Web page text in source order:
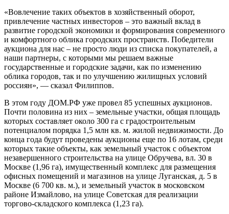
«Вовлечение таких объектов в хозяйственный оборот,
привлечение частных инвесторов – это важный вклад в
развитие городской экономики и формирования современного
и комфортного облика городских пространств. Победители
аукциона для нас – не просто люди из списка покупателей, а
наши партнеры, с которыми мы решаем важные
государственные и городские задачи, как по изменению
облика городов, так и по улучшению жилищных условий
россиян», — сказал Филиппов.
В этом году ДОМ.РФ уже провел 85 успешных аукционов.
Почти половина из них – земельные участки, общая площадь
которых составляет около 300 га с градостроительным
потенциалом порядка 1,5 млн кв. м. жилой недвижимости. До
конца года будут проведены аукционы еще по 16 лотам, среди
которых такие объекты, как земельный участок с объектом
незавершенного строительства на улице Обручева, вл. 30 в
Москве (1,96 га), имущественный комплекс для размещения
офисных помещений и магазинов на улице Луганская, д. 5 в
Москве (6 700 кв. м.), и земельный участок в московском
районе Измайлово, на улице Советская для реализации
торгово-складского комплекса (1,23 га).